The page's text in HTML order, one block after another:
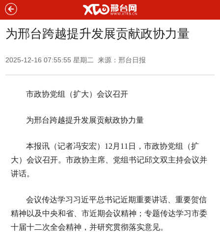
为邢台跨越提升发展贡献政协力量
2025-12-16 07:55:55 星期二 来源：邢台日报
市政协党组（扩大）会议召开
为邢台跨越提升发展贡献政协力量
本报讯（记者冯安宏）12月11日，市政协党组（扩
大）会议召开。市政协主席、党组书记邱文双主持会议并
讲话。
会议传达学习习近平总书记近期重要讲话、重要贺信
精神以及中央和省、市近期会议精神；专题传达学习市委
十届十二次全会精神，并研究贯彻落实意见。